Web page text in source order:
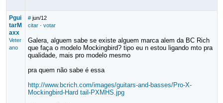
Pgui
tarM
axx
Veter
ano
# jun/12
citar· votar
Galera, alguem sabe se existe alguem marca alem da BC Rich
que faça o modelo Mockingbird? tipo eu n estou ligando mto pra
qualidade, mais pro modelo mesmo
pra quem não sabe é essa
http://www.bcrich.com/images/guitars-and-basses/Pro-X-
Mockingbird-Hard tail-PXMHS.jpg